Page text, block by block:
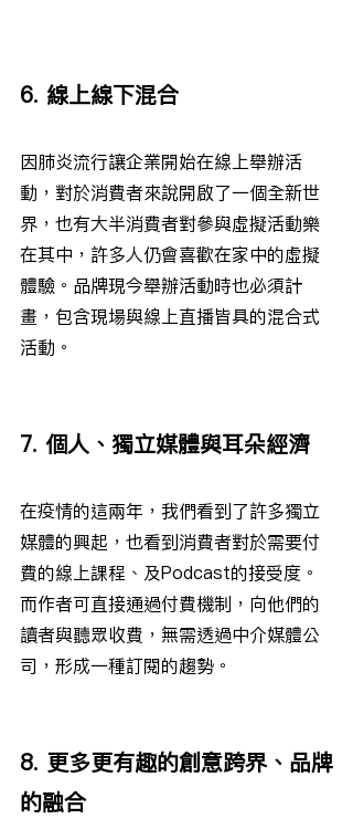
6. 線上線下混合
因肺炎流行讓企業開始在線上舉辦活
動，對於消費者來說開啟了一個全新世
界，也有大半消費者對參與虛擬活動樂
在其中，許多人仍會喜歡在家中的虛擬
體驗。品牌現今舉辦活動時也必須計
畫，包含現場與線上直播皆具的混合式
活動。
7. 個人、獨立媒體與耳朵經濟
在疫情的這兩年，我們看到了許多獨立
媒體的興起，也看到消費者對於需要付
費的線上課程、及Podcast的接受度。
而作者可直接通過付費機制，向他們的
讀者與聽眾收費，無需透過中介媒體公
司，形成一種訂閱的趨勢。
8. 更多更有趣的創意跨界、品牌
的融合